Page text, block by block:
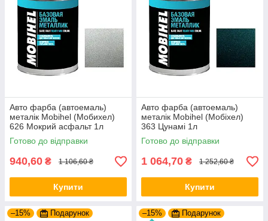
Авто фарба (автоемаль)
металік Mobihel (Мобихел)
626 Мокрий асфальт 1л
Готово до відправки
940,60 ₴ 1 106,60 ₴
Купити
Авто фарба (автоемаль)
металік Mobihel (Мобіхел)
363 Цунамі 1л
Готово до відправки
1 064,70 ₴ 1 252,60 ₴
Купити
–15% Подарунок –15% Подарунок